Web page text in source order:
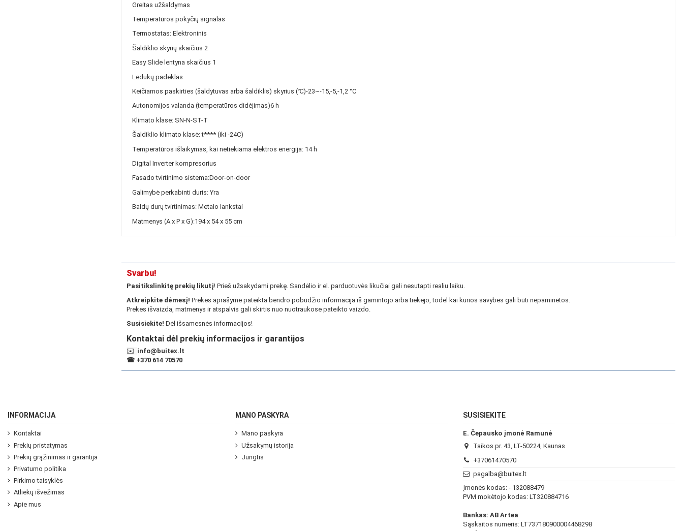
Greitas užšaldymas
Temperatūros pokyčių signalas
Termostatas: Elektroninis
Šaldiklio skyrių skaičius 2
Easy Slide lentyna skaičius 1
Ledukų padėklas
Keičiamos paskirties (šaldytuvas arba šaldiklis) skyrius (℃)-23~-15,-5,-1,2 °C
Autonomijos valanda (temperatūros didėjimas)6 h
Klimato klasė: SN-N-ST-T
Šaldiklio klimato klasė: t**** (iki -24C)
Temperatūros išlaikymas, kai netiekiama elektros energija: 14 h
Digital Inverter kompresorius
Fasado tvirtinimo sistema:Door-on-door
Galimybė perkabinti duris: Yra
Baldų durų tvirtinimas: Metalo lankstai
Matmenys (A x P x G):194 x 54 x 55 cm
Svarbu!
Pasitikslinkitę prekių likutį! Prieš užsakydami prekę. Sandėlio ir el. parduotuvės likučiai gali nesutapti realiu laiku.
Atkreipkite dėmesį! Prekės aprašyme pateikta bendro pobūdžio informacija iš gamintojo arba tiekėjo, todėl kai kurios savybės gali būti nepaminėtos.
Prekės išvaizda, matmenys ir atspalvis gali skirtis nuo nuotraukose pateikto vaizdo.
Susisiekite! Dėl išsamesnės informacijos!
Kontaktai dėl prekių informacijos ir garantijos
✉️ info@buitex.lt
☎ +370 614 70570
INFORMACIJA
Kontaktai
Prekių pristatymas
Prekių grąžinimas ir garantija
Privatumo politika
Pirkimo taisyklės
Atliekų išvežimas
Apie mus
MANO PASKYRA
Mano paskyra
Užsakymų istorija
Jungtis
SUSISIEKITE
E. Čepausko įmonė Ramunė
Taikos pr. 43, LT-50224, Kaunas
+37061470570
pagalba@buitex.lt
Įmonės kodas: - 132088479
PVM mokėtojo kodas: LT320884716
Bankas: AB Artea
Sąskaitos numeris: LT737180900004468298